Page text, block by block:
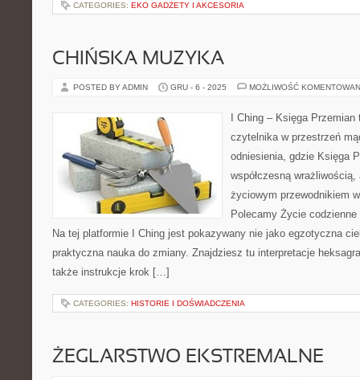
CATEGORIES: EKO GADŻETY I AKCESORIA
CHIŃSKA MUZYKA
POSTED BY ADMIN GRU - 6 - 2025 MOŻLIWOŚĆ
I Ching – Księga
czytelnika w przestrzeń
odniesienia, gdzie Księga
współczesną
życiowym przewodnikiem
Polecamy Życie
Na tej platformie I Ching jest pokazywany nie jako egzotyczna
praktyczna nauka do zmiany. Znajdziesz tu interpretacje
także instrukcje krok […]
CATEGORIES: HISTORIE I DOŚWIADCZENIA
ŻEGLARSTWO EKSTREMALNE